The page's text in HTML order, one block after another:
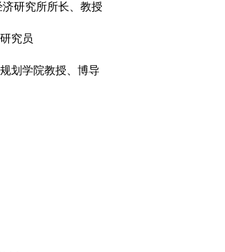
研究所所长、教授
究员
划学院教授、博导